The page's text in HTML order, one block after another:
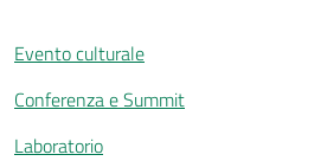
Evento culturale
Conferenza e Summit
Laboratorio